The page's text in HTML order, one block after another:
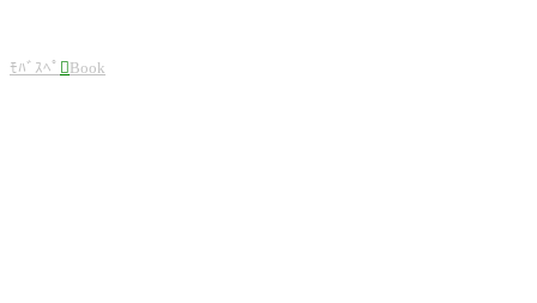
ﾓﾊﾞｽﾍﾟ Book